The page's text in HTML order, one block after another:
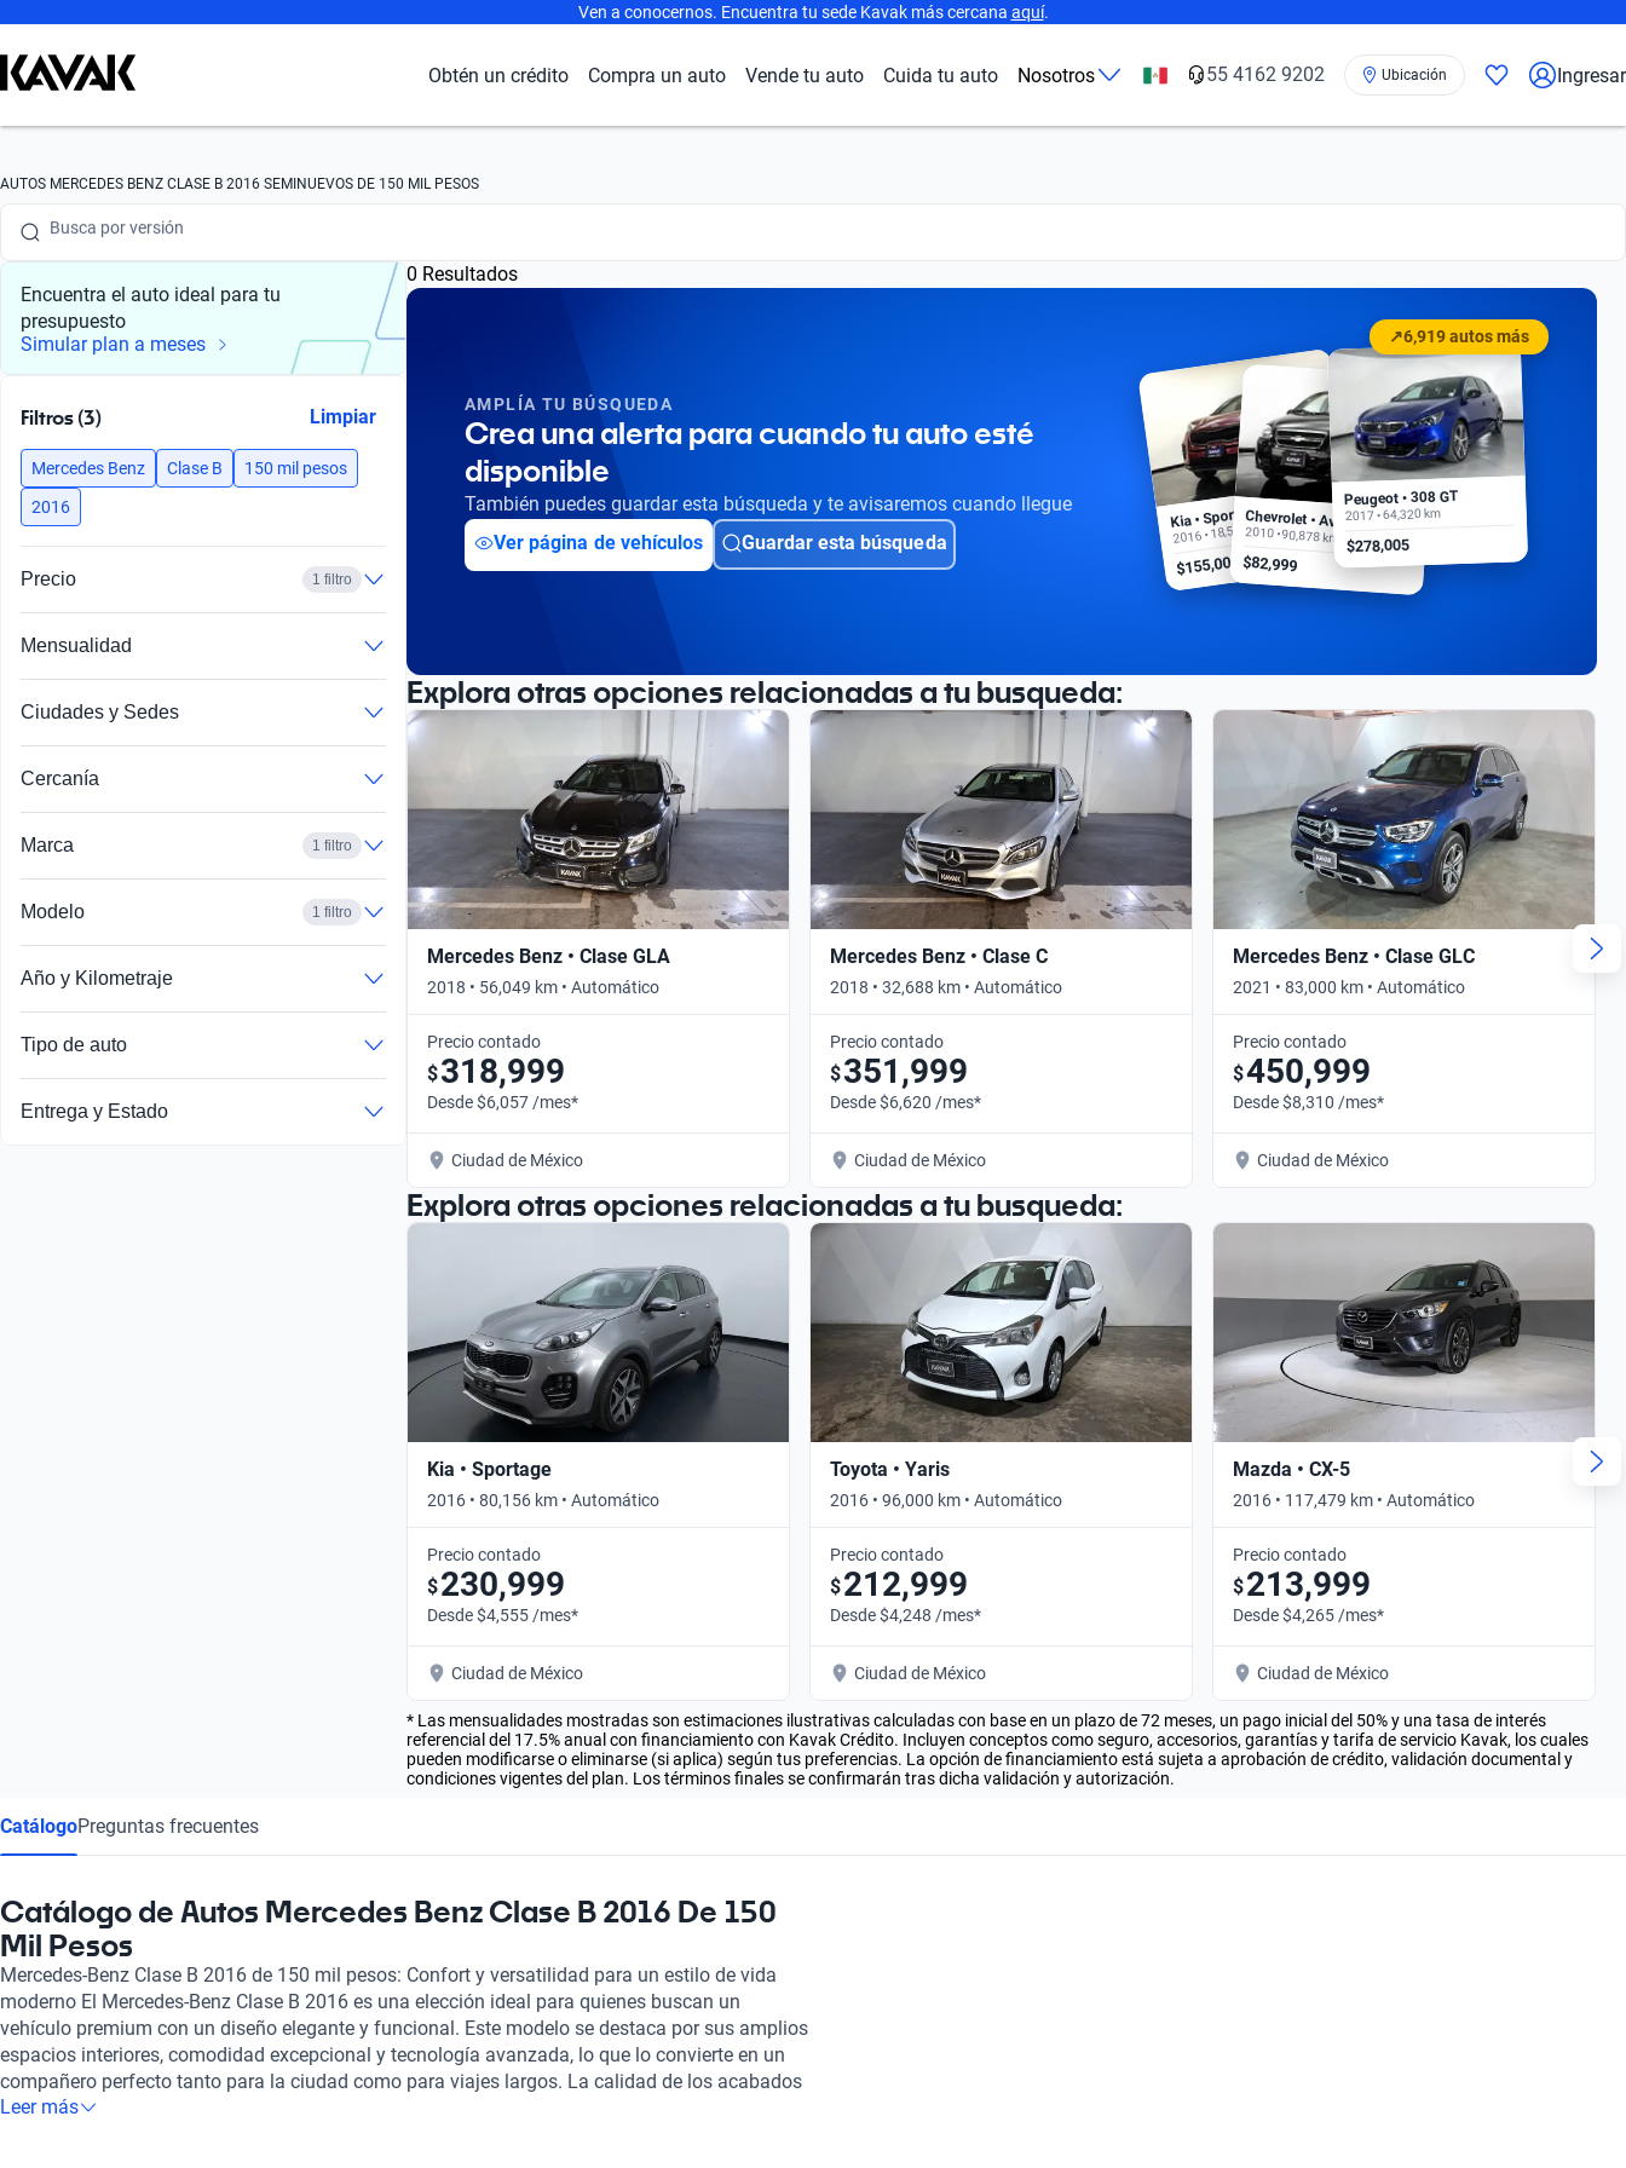
Ven a conocernos. Encuentra tu sede Kavak más cercana aquí.
Obtén un crédito Compra un auto Vende tu auto Cuida tu auto Nosotros 55 4162 9202 Ubicación Ingresar
AUTOS MERCEDES BENZ CLASE B 2016 SEMINUEVOS DE 150 MIL PESOS
Busca por marca
Busca por modelo
Busca por versión
Busca por año
Busca por marca
Busca por modelo
Busca por año
Encuentra el auto ideal para tu
presupuesto
Simular plan a meses
Filtros (3) Limpiar
Mercedes Benz Clase B
150 mil pesos
2016
Precio 1 filtro
Mensualidad
Ciudades y Sedes
Cercanía
Marca 1 filtro
Modelo 1 filtro
Año y Kilometraje
Tipo de auto
Entrega y Estado
0 Resultados
AMPLÍA TU BÚSQUEDA
Crea una alerta para cuando tu auto esté
disponible
También puedes guardar esta búsqueda y te avisaremos cuando llegue
Ver página de vehículos
Guardar esta búsqueda
↗6,919 autos más
Kia • Sportage EX
2016 • 18,500 km
$155,000
Chevrolet • Aveo
2010 • 90,878 km
$82,999
Peugeot • 308 GT
2017 • 64,320 km
$278,005
Explora otras opciones relacionadas a tu busqueda:
Mercedes Benz • Clase GLA
2018 • 56,049 km • Automático
Precio contado
$318,999
Desde $6,057 /mes*
Ciudad de México
Mercedes Benz • Clase C
2018 • 32,688 km • Automático
Precio contado
$351,999
Desde $6,620 /mes*
Ciudad de México
Mercedes Benz • Clase GLC
2021 • 83,000 km • Automático
Precio contado
$450,999
Desde $8,310 /mes*
Ciudad de México
Explora otras opciones relacionadas a tu busqueda:
Kia • Sportage
2016 • 80,156 km • Automático
Precio contado
$230,999
Desde $4,555 /mes*
Ciudad de México
Toyota • Yaris
2016 • 96,000 km • Automático
Precio contado
$212,999
Desde $4,248 /mes*
Ciudad de México
Mazda • CX-5
2016 • 117,479 km • Automático
Precio contado
$213,999
Desde $4,265 /mes*
Ciudad de México
* Las mensualidades mostradas son estimaciones ilustrativas calculadas con base en un plazo de 72 meses, un pago inicial del 50% y una tasa de interés
referencial del 17.5% anual con financiamiento con Kavak Crédito. Incluyen conceptos como seguro, accesorios, garantías y tarifa de servicio Kavak, los cuales
pueden modificarse o eliminarse (si aplica) según tus preferencias. La opción de financiamiento está sujeta a aprobación de crédito, validación documental y
condiciones vigentes del plan. Los términos finales se confirmarán tras dicha validación y autorización.
CatálogoPreguntas frecuentes
Catálogo de Autos Mercedes Benz Clase B 2016 De 150
Mil Pesos
Mercedes-Benz Clase B 2016 de 150 mil pesos: Confort y versatilidad para un estilo de vida
moderno El Mercedes-Benz Clase B 2016 es una elección ideal para quienes buscan un
vehículo premium con un diseño elegante y funcional. Este modelo se destaca por sus amplios
espacios interiores, comodidad excepcional y tecnología avanzada, lo que lo convierte en un
compañero perfecto tanto para la ciudad como para viajes largos. La calidad de los acabados
y los materiales utilizados en su construcción reflejan el compromiso de Mercedes-Benz con la
Leer más